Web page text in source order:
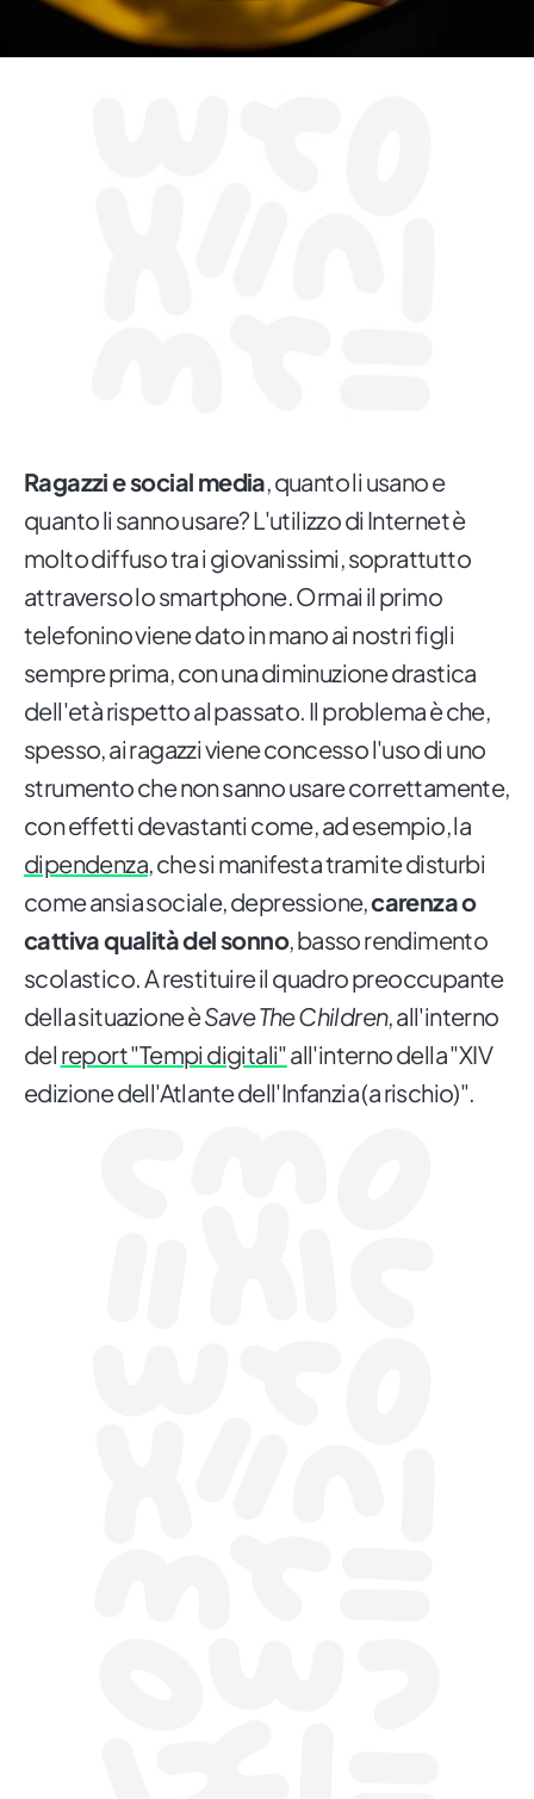
Ragazzi e social media, quanto li usano e
quanto li sanno usare? L'utilizzo di Internet è
molto diffuso tra i giovanissimi, soprattutto
attraverso lo smartphone. Ormai il primo
telefonino viene dato in mano ai nostri figli
sempre prima, con una diminuzione drastica
dell'età rispetto al passato. Il problema è che,
spesso, ai ragazzi viene concesso l'uso di uno
strumento che non sanno usare correttamente,
con effetti devastanti come, ad esempio, la
dipendenza, che si manifesta tramite disturbi
come ansia sociale, depressione,carenza o
cattiva qualità del sonno, basso rendimento
scolastico. A restituire il quadro preoccupante
della situazione èSave The Children, all'interno
del report "Tempi digitali"all'interno della "XIV
edizione dell'Atlante dell'Infanzia (a rischio)".